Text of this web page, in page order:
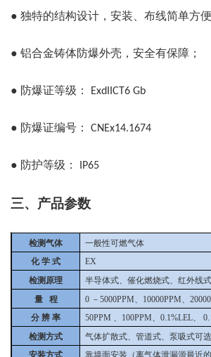
● 独特的结构设计，安装、布线简单方便
● 铝合金铸体防爆外壳，安全有保障；
● 防爆证等级： ExdIICT6 Gb
● 防爆证编号： CNEx14.1674
● 防护等级： IP65
三、产品参数
检测气体
一般性可燃气体
化 学 式
EX
检测原理
半导体式、催化燃烧式、红外线
量 程
0 －5000PPM、10000PPM、
分 辨 率
50PPM 、100PPM、0.1%LEL、 0.
检测方式
气体扩散式、管道式、泵吸式可选
安装方式
靠墙面安装（离气体泄漏源最近的